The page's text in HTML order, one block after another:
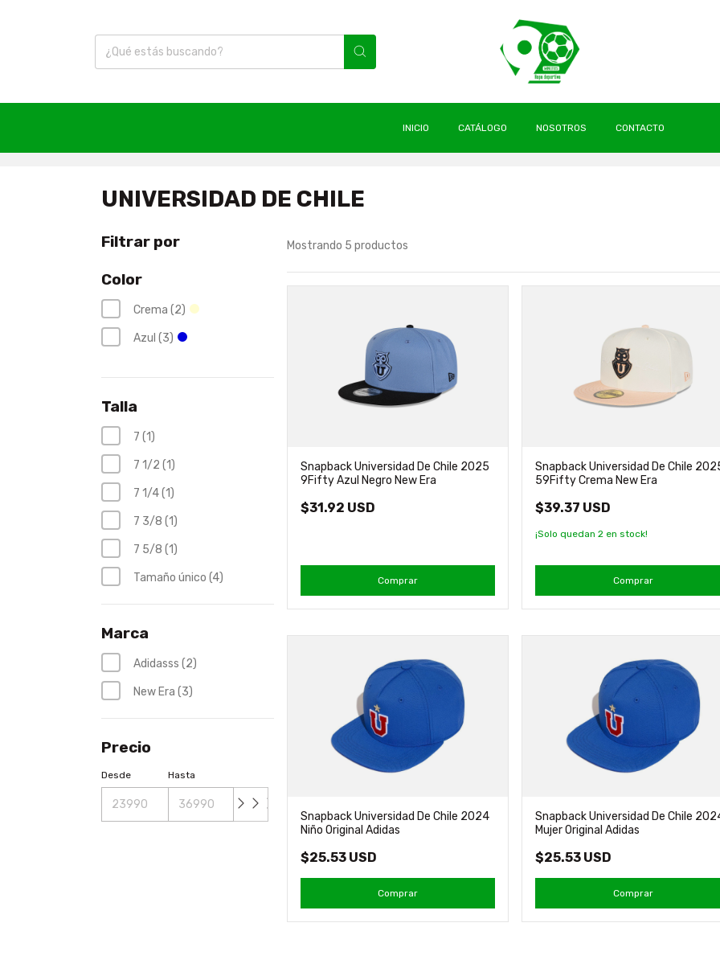
INICIO CATÁLOGO NOSOTROS
CONTACTO
UNIVERSIDAD DE CHILE
Filtrar por
Color
Crema (2)
Azul (3)
Talla
7 (1)
7 1/2 (1)
7 1/4 (1)
7 3/8 (1)
7 5/8 (1)
Tamaño único (4)
Marca
Adidasss (2)
New Era (3)
Precio
Desde Hasta
Mostrando 5 productos
Snapback Universidad De Chile 2025
9Fifty Azul Negro New Era
$31.92 USD
Comprar
Snapback Universidad De Chile
59Fifty Crema New Era
$39.37 USD
¡Solo quedan2 en stock!
Comprar
Snapback Universidad De Chile 2024
Niño Original Adidas
$25.53 USD
Comprar
Snapback Universidad De Chile
Mujer Original Adidas
$25.53 USD
Comprar